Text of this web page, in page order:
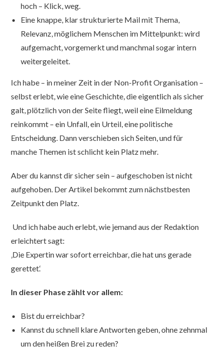
hoch – Klick, weg.
Eine knappe, klar strukturierte Mail mit Thema,
Relevanz, möglichem Menschen im Mittelpunkt: wird
aufgemacht, vorgemerkt und manchmal sogar intern
weitergeleitet.
Ich habe – in meiner Zeit in der Non-Profit Organisation –
selbst erlebt, wie eine Geschichte, die eigentlich als sicher
galt, plötzlich von der Seite fliegt, weil eine Eilmeldung
reinkommt – ein Unfall, ein Urteil, eine politische
Entscheidung. Dann verschieben sich Seiten, und für
manche Themen ist schlicht kein Platz mehr.
Aber du kannst dir sicher sein – aufgeschoben ist nicht
aufgehoben. Der Artikel bekommt zum nächstbesten
Zeitpunkt den Platz.
Und ich habe auch erlebt, wie jemand aus der Redaktion
erleichtert sagt:
‚Die Expertin war sofort erreichbar, die hat uns gerade
gerettet.‘
In dieser Phase zählt vor allem:
Bist du erreichbar?
Kannst du schnell klare Antworten geben, ohne zehnmal
um den heißen Brei zu reden?